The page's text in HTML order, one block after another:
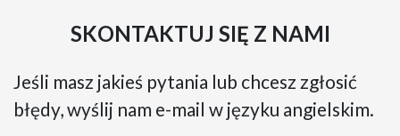
SKONTAKTUJ SIĘ Z NAMI
Jeśli masz jakieś pytania lub chcesz zgłosić
błędy, wyślij nam e-mail w języku angielskim.